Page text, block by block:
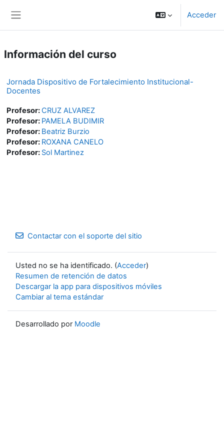
Acceder
Información del curso
Jornada Dispositivo de Fortalecimiento Institucional-
Docentes
Profesor:CRUZ ALVAREZ
Profesor: PAMELA BUDIMIR
Profesor: Beatriz Burzio
Profesor: ROXANA CANELO
Profesor: Sol Martinez
Contactar con el soporte del sitio
Usted no se ha identificado. (Acceder)
Resumen de retención de datos
Descargar la app para dispositivos móviles
Cambiar al tema estándar
Desarrollado por Moodle